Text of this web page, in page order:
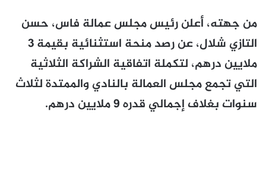
من جهته، أعلن رئيس مجلس عمالة فاس، حسن
التازي شلال، عن رصد منحة استثنائية بقيمة 3
ملايين درهم، لتكملة اتفاقية الشراكة الثلاثية
التي تجمع مجلس العمالة بالنادي والممتدة لثلاث
سنوات بغلاف إجمالي قدره 9 ملايين درهم.